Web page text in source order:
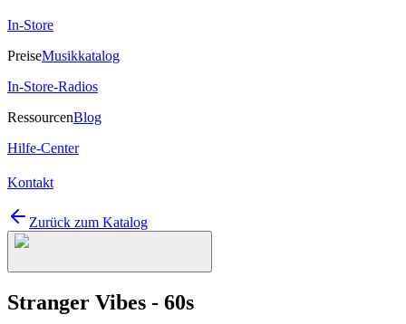
In-Store
PreiseMusikkatalog
In-Store-Radios
RessourcenBlog
Hilfe-Center
Kontakt
Zurück zum Katalog
Stranger Vibes - 60s